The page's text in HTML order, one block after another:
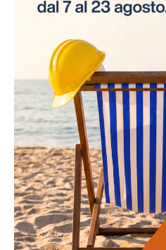
necessità di interruzioni
approccio innovativo non
della
La salute dei lavoratori
progetto. Favoriamo uno
personale e sosteniamo
delle malattie